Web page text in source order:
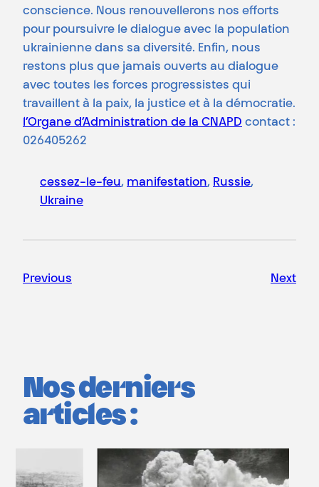
conscience. Nous renouvellerons nos efforts
pour poursuivre le dialogue avec la population
ukrainienne dans sa diversité. Enfin, nous
restons plus que jamais ouverts au dialogue
avec toutes les forces progressistes qui
travaillent à la paix, la justice et à la démocratie.
l’Organe d’Administration de la CNAPD contact :
026405262
cessez-le-feu, manifestation, Russie
Ukraine
Previous Next
Nos derniers
articles :